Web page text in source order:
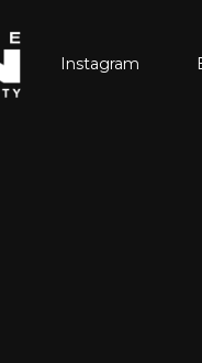
Instagram